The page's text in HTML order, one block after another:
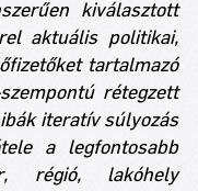
kiválasztott
aktuális politikai,
tartalmazó
rétegzett
iteratív súlyozás
a legfontosabb
régió, lakóhely